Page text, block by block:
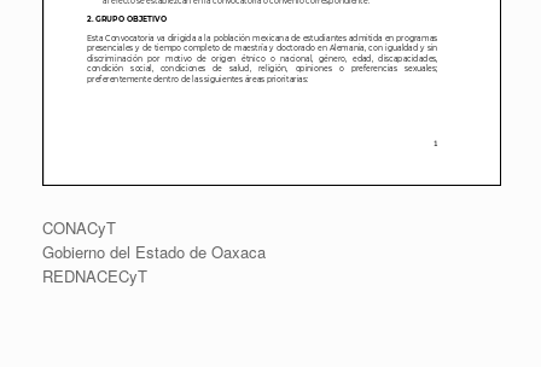
CONACyT
Gobierno del Estado de Oaxaca
REDNACECyT